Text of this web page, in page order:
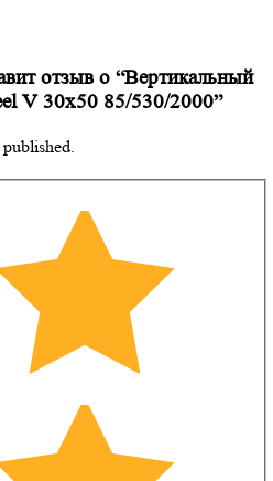
отзыв о “Вертикальный
V 30х50 85/530/2000”